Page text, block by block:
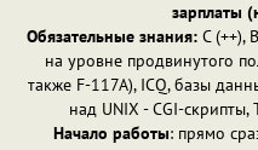
зарплаты
Обязательные знания:C (++),
на уровне продвинутого
также F-117A), ICQ, базы
над UNIX - CGI-скрипты,
Начало работы: прямо